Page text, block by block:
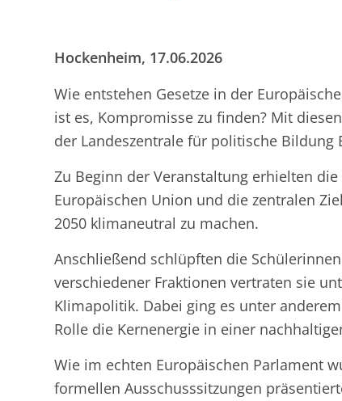
Hockenheim, 17.06.2026
Wie entstehen Gesetze in der
ist es, Kompromisse zu finden? Mit
der Landeszentrale für politische
Zu Beginn der Veranstaltung erhielten
Europäischen Union und die zentralen
2050 klimaneutral zu machen.
Anschließend schlüpften die
verschiedener Fraktionen vertraten sie
Klimapolitik. Dabei ging es unter
Rolle die Kernenergie in einer
Wie im echten Europäischen Parlament
formellen Ausschusssitzungen